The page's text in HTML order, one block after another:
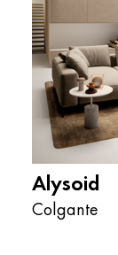
Alysoid
Colgante